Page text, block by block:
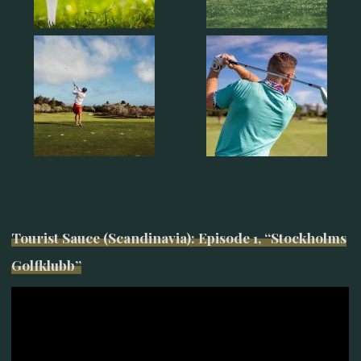
Tourist Sauce (Scandinavia): Episode 1, “Stockholms
Golfklubb”